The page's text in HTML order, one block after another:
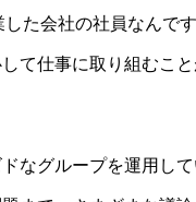
た会社の社員なんで
て仕事に取り組むこ
なグループを運用して